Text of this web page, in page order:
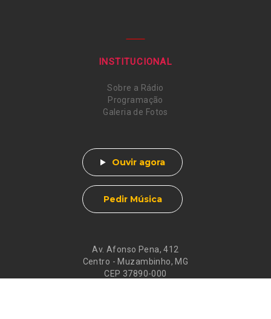
Av. Afonso Pena, 412
Centro - Muzambinho, MG
CEP 37890-000
INSTITUCIONAL
Sobre a Rádio
Programação
Galeria de Fotos
Ouvir agora
Pedir Música